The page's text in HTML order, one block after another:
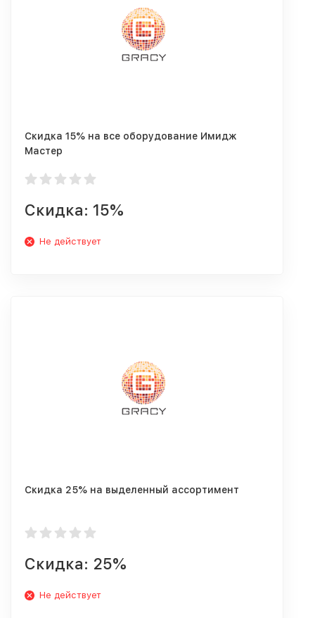
Скидка 15% на все оборудование Имидж
Мастер
Скидка: 15%
Не действует
Скидка 25% на выделенный ассортимент
Скидка: 25%
Не действует